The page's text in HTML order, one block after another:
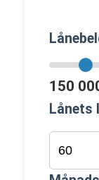
150
Lånets